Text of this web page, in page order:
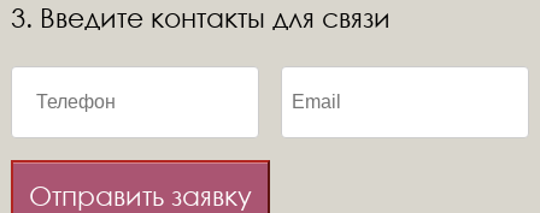
3. Введите контакты для связи
Отправить заявку